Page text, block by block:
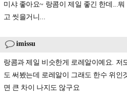
미샤 좋아요~ 랑콤이 제일 좋긴 한데...
고 씻을거니...
imissu
랑콤과 제일 비슷한게 로레알이예요. 저
도 써봤는데 로레알이 그래도 한수 위인
면 큰 차이 나지도 않구요